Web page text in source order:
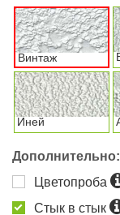
Винтаж
Иней
Дополнительно:
Цветопроба
Стык в стык